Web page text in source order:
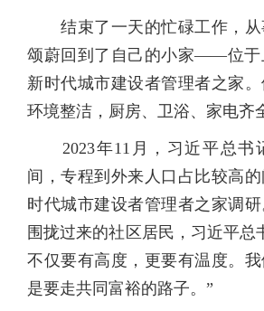
结束了一天的忙碌工作，从
颂蔚回到了自己的小家——位于
新时代城市建设者管理者之家
环境整洁，厨房、卫浴、家电齐
2023年11月，习近平总书
间，专程到外来人口占比较高
时代城市建设者管理者之家调
围拢过来的社区居民，习近平总
不仅要有高度，更要有温度。
是要走共同富裕的路子。”